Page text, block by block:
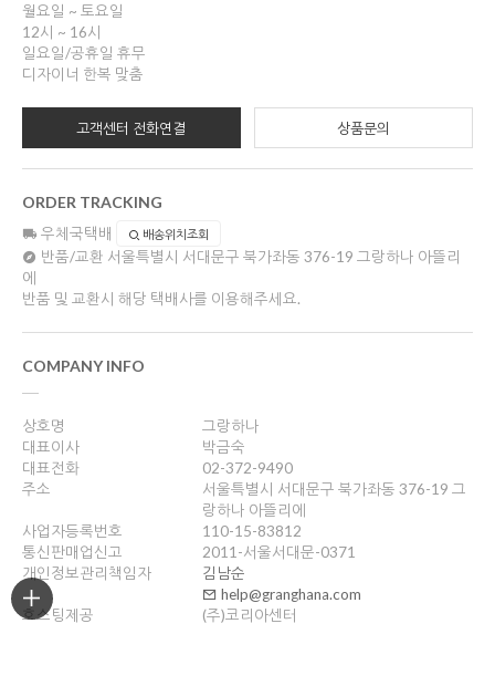
월요일 ~ 토요일
12시 ~ 16시
일요일/공휴일 휴무
디자이너 한복 맞춤
고객센터 전화연결 상품문의
ORDER TRACKING
우체국택배 배송위치조회
반품/교환 서울특별시 서대문구 북가좌동 376-19 그랑하나 아뜰리
에
반품 및 교환시 해당 택배사를 이용해주세요.
COMPANY INFO
상호명
그랑하나
대표이사
박금숙
대표전화
02-372-9490
주소
서울특별시 서대문구 북가좌동 376-19 그
랑하나 아뜰리에
사업자등록번호
110-15-83812
통신판매업신고
2011-서울서대문-0371
개인정보관리책임자
김남순
help@granghana.com
호스팅제공
(주)코리아센터